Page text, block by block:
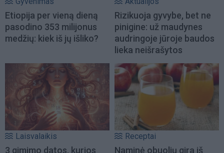
Etiopija per vieną dieną
pasodino 353 milijonus
medžių: kiek iš jų išliko?
Rizikuoja gyvybe, bet ne
pinigine: už maudynes
audringoje jūroje baudos
lieka neišrašytos
Laisvalaikis
3 gimimo datos, kurios
Receptai
Naminė obuolių gira iš